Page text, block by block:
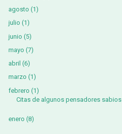
agosto (1)
julio (1)
junio (5)
mayo (7)
abril (6)
marzo (1)
febrero (1)
Citas de algunos pensadores sabios
enero (8)